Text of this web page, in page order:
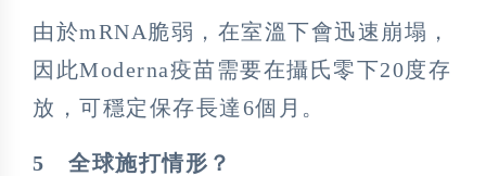
由於mRNA脆弱，在室溫下會迅速崩塌，
因此Moderna疫苗需要在攝氏零下20度存
放，可穩定保存長達6個月。
5 全球施打情形？